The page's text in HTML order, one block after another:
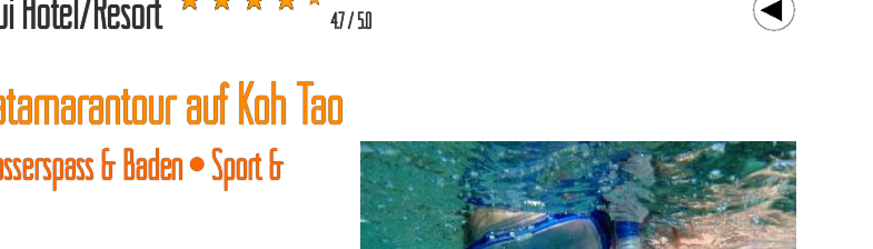
Hotel/Resort 4.7 / 5.0
auf Koh Tao
& Baden • Sport &